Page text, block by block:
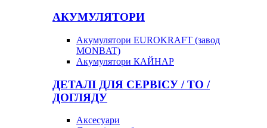
АКУМУЛЯТОРИ
Акумулятори EUROKRAFT (завод
MONBAT)
Акумулятори КАЙНАР
ДЕТАЛІ ДЛЯ СЕРВІСУ / ТО /
ДОГЛЯДУ
Аксесуари